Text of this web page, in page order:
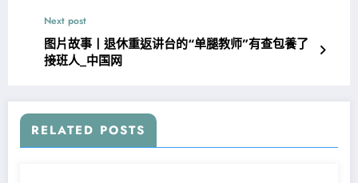
Next post
图片故事丨退休重返讲台的“单腿教师”有查包養了
接班人_中国网
RELATED POSTS